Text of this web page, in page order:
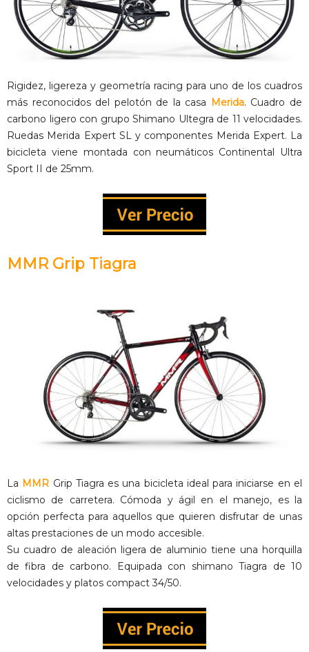
Rigidez, ligereza y geometría racing para uno de los cuadros
más reconocidos del pelotón de la casa Merida. Cuadro de
carbono ligero con grupo Shimano Ultegra de 11 velocidades.
Ruedas Merida Expert SL y componentes Merida Expert. La
bicicleta viene montada con neumáticos Continental Ultra
Sport II de 25mm.
MMR Grip Tiagra
La MMR Grip Tiagra es una bicicleta ideal para iniciarse en el
ciclismo de carretera. Cómoda y ágil en el manejo, es la
opción perfecta para aquellos que quieren disfrutar de unas
altas prestaciones de un modo accesible.
Su cuadro de aleación ligera de aluminio tiene una horquilla
de fibra de carbono. Equipada con shimano Tiagra de 10
velocidades y platos compact 34/50.